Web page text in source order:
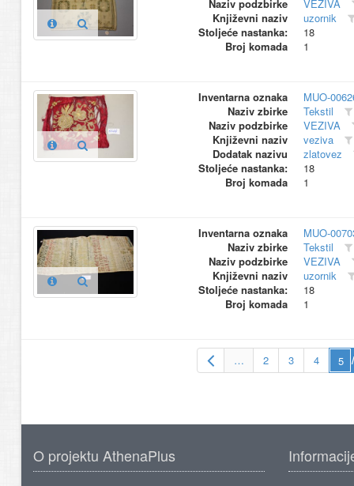
Naziv podzbirke
VEZIVA
Književni naziv
uzornik
Stoljeće nastanka:
18
Broj komada
1
Inventarna oznaka
MUO-
Naziv zbirke
Tekstil
Naziv podzbirke
VEZIVA
Književni naziv
veziva
Dodatak nazivu
zlatovez
Stoljeće nastanka:
18
Broj komada
1
Inventarna oznaka
MUO-
Naziv zbirke
Tekstil
Naziv podzbirke
VEZIVA
Književni naziv
uzornik
Stoljeće nastanka:
18
Broj komada
1
… 2 3 4
O projektu AthenaPlus